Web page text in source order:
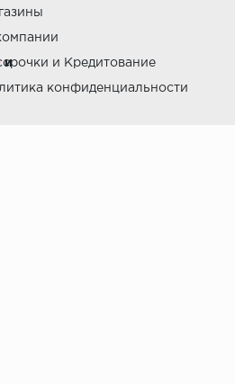
и и Кредитование
конфиденциальности